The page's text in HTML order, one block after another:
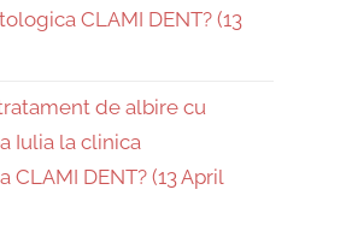
CLAMI DENT? (13
de albire cu
Iulia la clinica
DENT? (13 April